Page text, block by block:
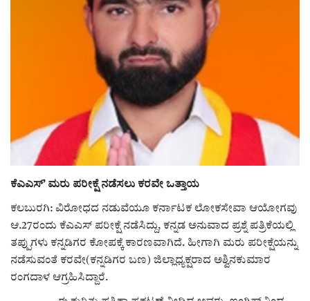
e-paper (ಇ–ಪೇಪರ್‌)
ಪುಸ್ತಕ ಪರಿಚಯ
ಅಂಕಣ
ಸಾಧಕರ ಪರಿಚಯ
ಪತ್ರಕರ್ತರ ಪರಿಚಯ
ಸಂಪಾದಕೀಯ
ಕೆಎಎಸ್’ ಮರು ಪರೀಕ್ಷೆ ನಡೆಸಲು ಕರವೇ ಒತ್ತಾಯ
ಕಲಬುರಗಿ: ವಿರೋಧದ ನಡುವೆಯೂ ಕರ್ನಾಟಕ ಲೋಕಸೇವಾ ಆಯೋಗವು
ಆ.27ರಂದು ಕೆಎಎಸ್ ಪರೀಕ್ಷೆ ನಡೆಸಿದ್ದು, ಕನ್ನಡ ಅನುವಾದ ಪ್ರಶ್ನೆ ಪತ್ರಿಕೆಯಲ್ಲಿ
ತಪ್ಪುಗಳು ಕನ್ನಡಿಗರ ಕೋಪಕ್ಕೆ ಕಾರಣವಾಗಿದೆ. ಹೀಗಾಗಿ ಮರು ಪರೀಕ್ಷೆಯನ್ನು
ನಡೆಸುವಂತೆ ಕರವೇ(ಕನ್ನಡಿಗರ ಬಣ) ಜಿಲ್ಲಾಧ್ಯಕ್ಷರಾದ ಅಶ್ವಿನಕುಮಾರ
ರಂಗದಾಳ ಆಗ್ರಹಿಸಿದ್ದಾರೆ.